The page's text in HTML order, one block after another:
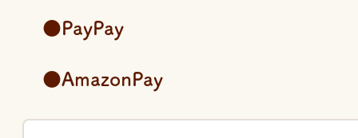
●PayPay
●AmazonPay